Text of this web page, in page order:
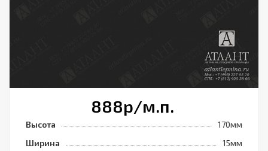
888р/м.п.
Высота
170мм
Ширина
15мм